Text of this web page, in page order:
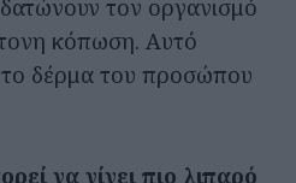
τον οργανισμό
κόπωση. Αυτό
δέρμα του προσώπου
να γίνει πιο λιπαρό